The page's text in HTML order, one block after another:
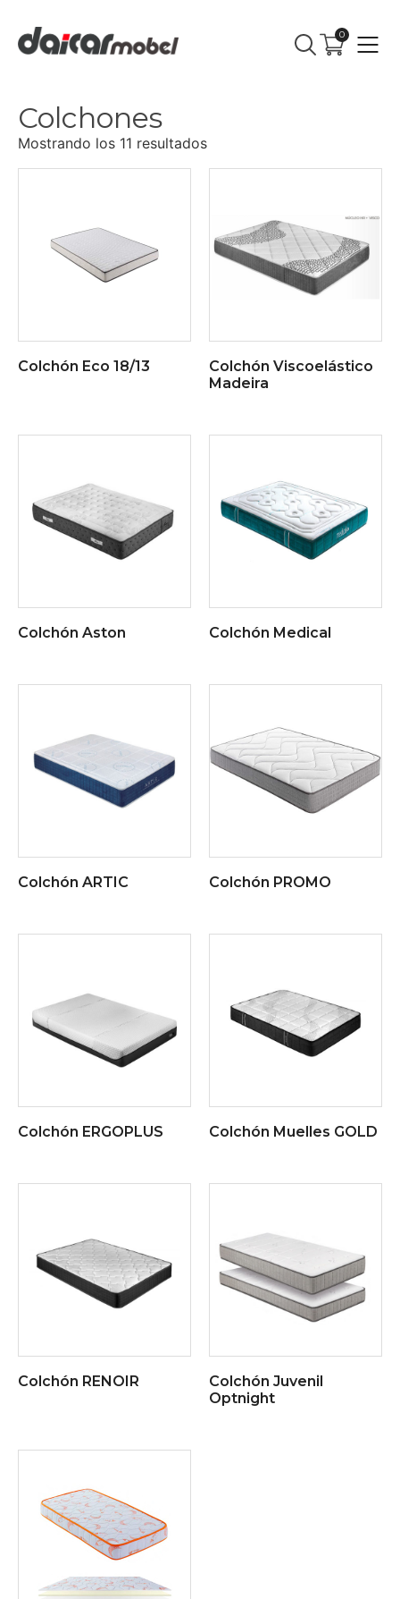
0
Colchones
Mostrando los 11 resultados
Colchón Eco 18/13
Colchón Viscoelástico
Madeira
Colchón Aston Colchón Medical
Colchón ARTIC Colchón PROMO
Colchón ERGOPLUS Colchón Muelles GOLD
Colchón RENOIR
Colchón Juvenil
Optnight